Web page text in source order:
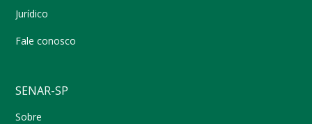
Jurídico
Fale conosco
SENAR-SP
Sobre